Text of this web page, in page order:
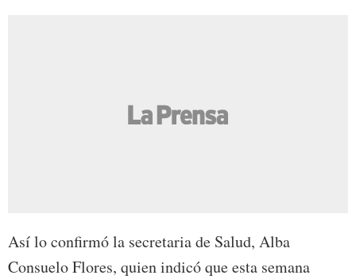
Así lo confirmó la secretaria de Salud, Alba
Consuelo Flores, quien indicó que esta semana